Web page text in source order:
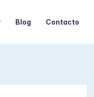
Blog Contacto